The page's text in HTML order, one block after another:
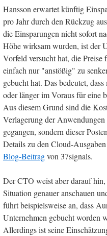
Hansson erwartet künftig
pro Jahr durch den Rückzug
die Einsparungen nicht sofort
Höhe wirksam wurden, ist der
Vorfeld versucht hat, die
einfach nur "anstößig" zu
gebucht hat. Das bedeutet,
oder länger im Voraus für eine
Aus diesem Grund sind die
Verlagerung der
gegangen, sondern dieser
Details zu den Cloud-
Blog-Beitragvon 37signals.
Der CTO weist aber darauf
Situation genauer anschauen
führt beispielsweise an, dass
Unternehmen gebucht worden
Allerdings ist seine